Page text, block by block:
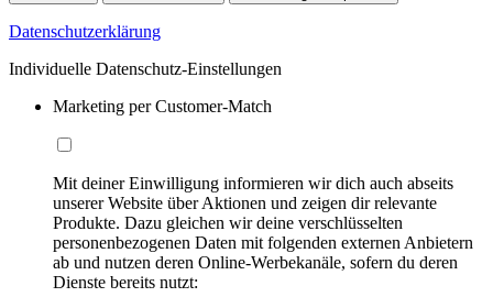
Datenschutzerklärung
Individuelle Datenschutz-Einstellungen
Marketing per Customer-Match
Mit deiner Einwilligung informieren wir dich auch abseits
unserer Website über Aktionen und zeigen dir relevante
Produkte. Dazu gleichen wir deine verschlüsselten
personenbezogenen Daten mit folgenden externen Anbietern
ab und nutzen deren Online-Werbekanäle, sofern du deren
Dienste bereits nutzt: